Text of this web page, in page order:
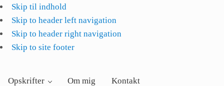
Skip til indhold
Skip to header left navigation
Skip to header right navigation
Skip to site footer
Opskrifter Om mig Kontakt